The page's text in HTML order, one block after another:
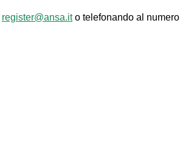
register@ansa.ito telefonando al numero